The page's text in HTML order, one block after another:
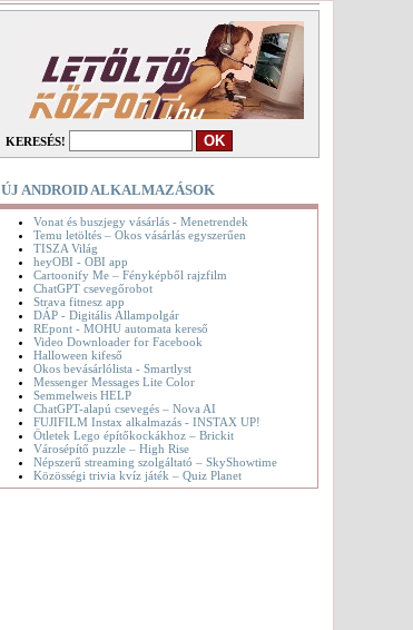
KERESÉS!
ÚJ ANDROID ALKALMAZÁSOK
Vonat és buszjegy vásárlás - Menetrendek
Temu letöltés – Okos vásárlás egyszerűen
TISZA Világ
heyOBI - OBI app
Cartoonify Me – Fényképből rajzfilm
ChatGPT csevegőrobot
Strava fitnesz app
DÁP - Digitális Állampolgár
REpont - MOHU automata kereső
Video Downloader for Facebook
Halloween kifeső
Okos bevásárlólista - Smartlyst
Messenger Messages Lite Color
Semmelweis HELP
ChatGPT-alapú csevegés – Nova AI
FUJIFILM Instax alkalmazás - INSTAX UP!
Ötletek Lego építőkockákhoz – Brickit
Városépítő puzzle – High Rise
Népszerű streaming szolgáltató – SkyShowtime
Közösségi trivia kvíz játék – Quiz Planet